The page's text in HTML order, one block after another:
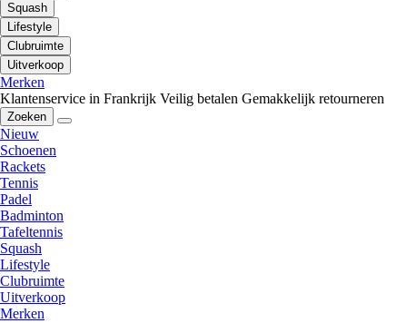
Squash
Lifestyle
Clubruimte
Uitverkoop
Merken
Klantenservice in Frankrijk Veilig betalen Gemakkelijk retourneren
Zoeken
Nieuw
Schoenen
Rackets
Tennis
Padel
Badminton
Tafeltennis
Squash
Lifestyle
Clubruimte
Uitverkoop
Merken